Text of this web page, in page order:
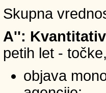
Skupna
A'':
petih let -
objava